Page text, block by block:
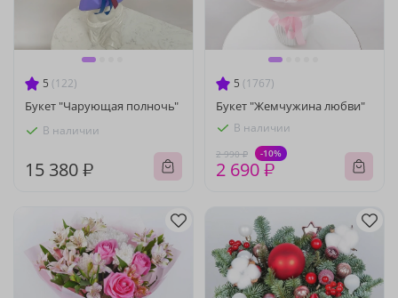
5 (122)
Букет "Чарующая полночь"
В наличии
15 380 ₽
5 (1767)
Букет "Жемчужина любви"
В наличии
2 990 ₽ -10%
2 690 ₽